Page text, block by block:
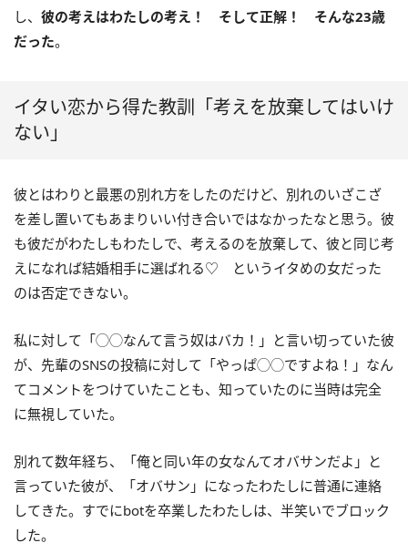
し、 彼の考えはわたしの考え！ そして正解！ そんな23歳
だった。
イタい恋から得た教訓「考えを放棄してはいけ
ない」
彼とはわりと最悪の別れ方をしたのだけど、別れのいざこざ
を差し置いてもあまりいい付き合いではなかったなと思う。彼
も彼だがわたしもわたしで、考えるのを放棄して、彼と同じ考
えになれば結婚相手に選ばれる♡ というイタめの女だった
のは否定できない。
私に対して「◯◯なんて言う奴はバカ！」と言い切っていた彼
が、先輩のSNSの投稿に対して「やっぱ◯◯ですよね！」なん
てコメントをつけていたことも、知っていたのに当時は完全
に無視していた。
別れて数年経ち、「俺と同い年の女なんてオバサンだよ」と
言っていた彼が、「オバサン」になったわたしに普通に連絡
してきた。すでにbotを卒業したわたしは、半笑いでブロック
した。